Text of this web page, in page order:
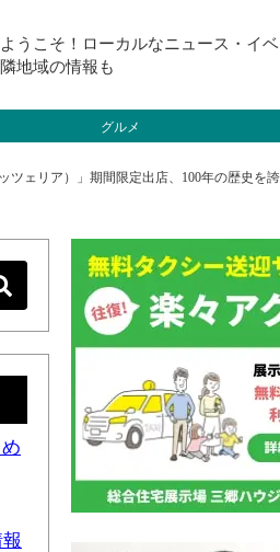
うこそ！ローカルなニュース・イベ
地域の情報も
グルメ
ツェリア）」期間限定出店、100年の歴史を